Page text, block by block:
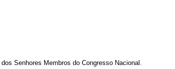
Senhores Membros do Congresso Nacional.